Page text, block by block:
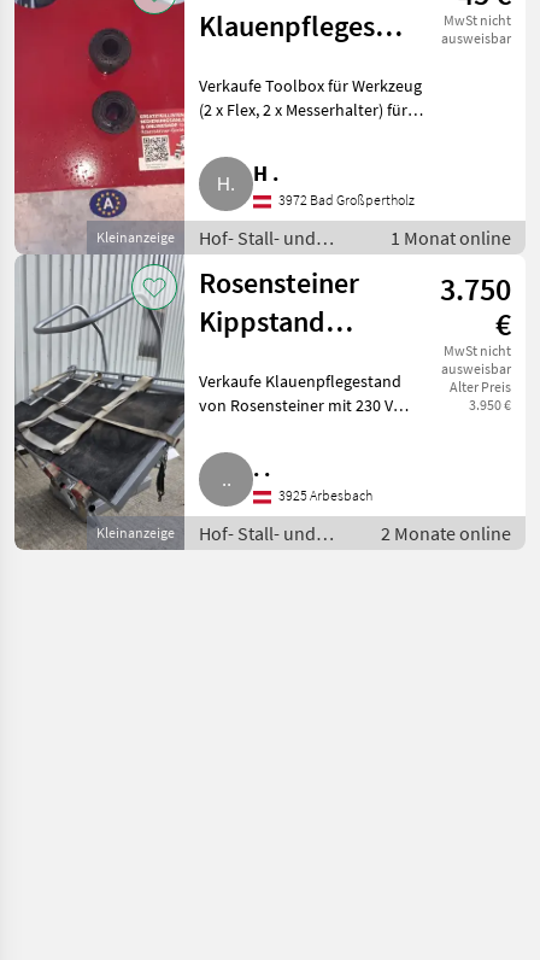
Kleinanzeige
Klauenpflegestand
MwSt nicht
ausweisbar
Verkaufe Toolbox für Werkzeug
(2 x Flex, 2 x Messerhalter) für
Klauenpflegestand. Hof- Stall-
und Weidetechnik Klauenpflege
H .
3972 Bad Großpertholz
Hof- Stall- und
Weidetechnik /
Klauenpflege
1 Monat online
Kleinanzeige
Rosensteiner
Kippstand
3.750
€
MwSt nicht
ausweisbar
Alter Preis
3.950 €
Verkaufe Klauenpflegestand
von Rosensteiner mit 230 V
Zustand, Eintreibbügel. Hof-
Stall- und Weidetechnik
Klauenpflege
. .
3925 Arbesbach
Hof- Stall- und
Weidetechnik /
2 Monate online